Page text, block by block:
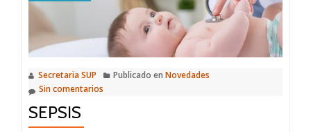
Secretaria SUP Publicado en Novedades
Sin comentarios
SEPSIS